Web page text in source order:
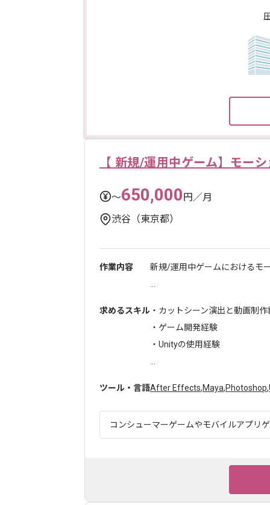
【 新規/運用中ゲーム】モー
〜650,000円／月
渋谷（東京都）
作業内容
新規/運用中ゲームにおけるモ
求めるスキル ・カットシーン演出と動画制作
・ゲーム開発経験
・Unityの使用経験
ツール・言語After Effects,Maya,Photoshop,
コンシューマーゲームやモバイルアプリ